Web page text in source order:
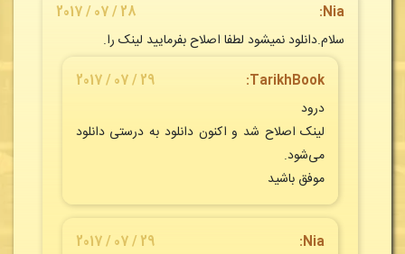
Nia:
28 / 07 / 2017
سلام.دانلود نمیشود لطفا اصلاح بفرمایید لینک را.
TarikhBook
:
29 / 07 / 2017
درود
لینک اصلاح شد و اکنون دانلود به درستی دانلود
می‌شود.
موفق باشید
Nia:
29 / 07 / 2017